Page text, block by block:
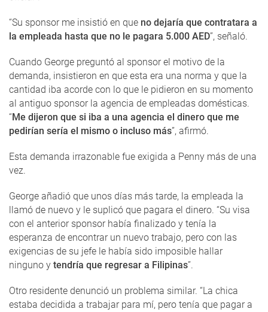
“Su sponsor me insistió en que no dejaría que contratara a
la empleada hasta que no le pagara 5.000 AED”, señaló.
Cuando George preguntó al sponsor el motivo de la
demanda, insistieron en que esta era una norma y que la
cantidad iba acorde con lo que le pidieron en su momento
al antiguo sponsor la agencia de empleadas domésticas.
“Me dijeron que si iba a una agencia el dinero que me
pedirían sería el mismo o incluso más”, afirmó.
Esta demanda irrazonable fue exigida a Penny más de una
vez.
George añadió que unos días más tarde, la empleada la
llamó de nuevo y le suplicó que pagara el dinero. “Su visa
con el anterior sponsor había finalizado y tenía la
esperanza de encontrar un nuevo trabajo, pero con las
exigencias de su jefe le había sido imposible hallar
ninguno y tendría que regresar a Filipinas”.
Otro residente denunció un problema similar. “La chica
estaba decidida a trabajar para mí, pero tenía que pagar a